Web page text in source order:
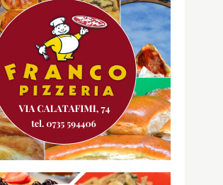
Facebook
Instagram
Twitter
Youtube